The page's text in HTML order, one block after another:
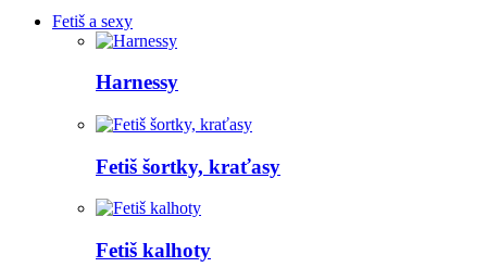
Fetiš a sexy
Harnessy
Fetiš šortky, kraťasy
Fetiš kalhoty